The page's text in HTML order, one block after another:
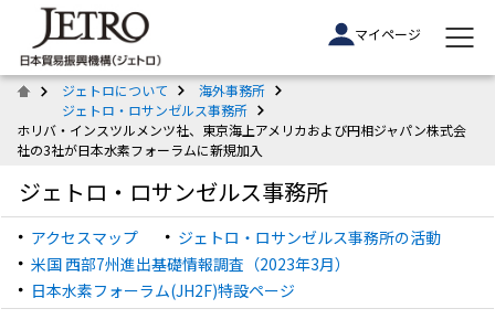
マイページ
ジェトロについて
海外事務所
ジェトロ・ロサンゼルス事務所
ホリバ・インスツルメンツ社、東京海上アメリカおよび円相ジャパン株式会
社の3社が日本水素フォーラムに新規加入
ジェトロ・ロサンゼルス事務所
アクセスマップ
ジェトロ・ロサンゼルス事務所の活動
米国 西部7州進出基礎情報調査（2023年3月）
日本水素フォーラム(JH2F)特設ページ